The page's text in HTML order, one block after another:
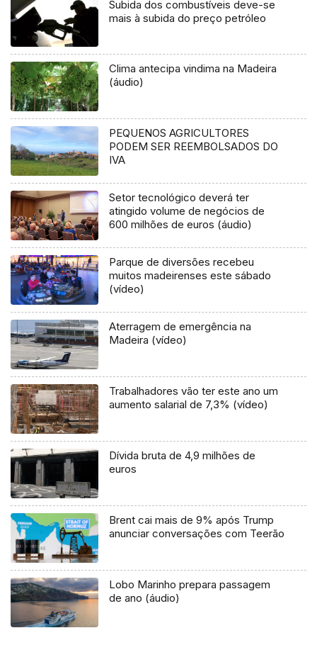
Subida dos combustíveis deve-se
mais à subida do preço petróleo
Clima antecipa vindima na Madeira
(áudio)
PEQUENOS AGRICULTORES
PODEM SER REEMBOLSADOS DO
IVA
Setor tecnológico deverá ter
atingido volume de negócios de
600 milhões de euros (áudio)
Parque de diversões recebeu
muitos madeirenses este sábado
(vídeo)
Aterragem de emergência na
Madeira (vídeo)
Trabalhadores vão ter este ano um
aumento salarial de 7,3% (vídeo)
Dívida bruta de 4,9 milhões de
euros
Brent cai mais de 9% após Trump
anunciar conversações com Teerão
Lobo Marinho prepara passagem
de ano (áudio)